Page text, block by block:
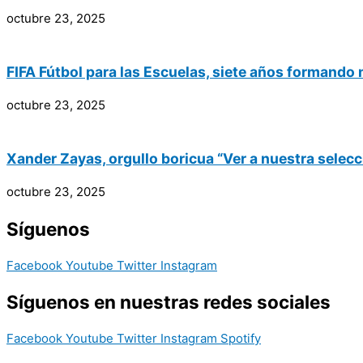
octubre 23, 2025
FIFA Fútbol para las Escuelas, siete años formando
octubre 23, 2025
Xander Zayas, orgullo boricua “Ver a nuestra
octubre 23, 2025
Síguenos
Facebook Youtube Twitter Instagram
Síguenos en nuestras redes sociales
Facebook Youtube Twitter Instagram Spotify